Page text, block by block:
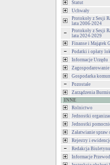
Statut
Uchwały
Protokoły z Sesji
lata 2006-2024
Protokoły z Sesji
lata 2024-2029
Finanse i Majątek
Podatki i opłaty
Informacje Urzędu
Zagospodarowanie
Gospodarka
Pozostałe
Zarządzenia
INNE
Rolnictwo
Jednostki
Jednostki
Załatwianie spraw
Rejestry i
Redakcja Biuletynu
Informacje